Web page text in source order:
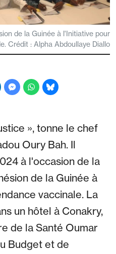
de la Guinée à l'Initiative pour
Crédit : Alpha Abdoullaye Diallo
», tonne le chef
Oury Bah. Il
à l'occasion de la
de la Guinée à
vaccinale. La
un hôtel à Conakry,
de la Santé Oumar
Budget et de